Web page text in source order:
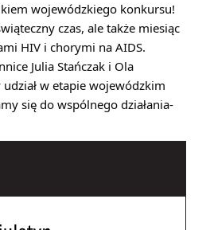
wojewódzkiego konkursu!
czas, ale także miesiąc
HIV i chorymi na AIDS.
Julia Stańczak i Ola
udział w etapie wojewódzkim
się do wspólnego działania-